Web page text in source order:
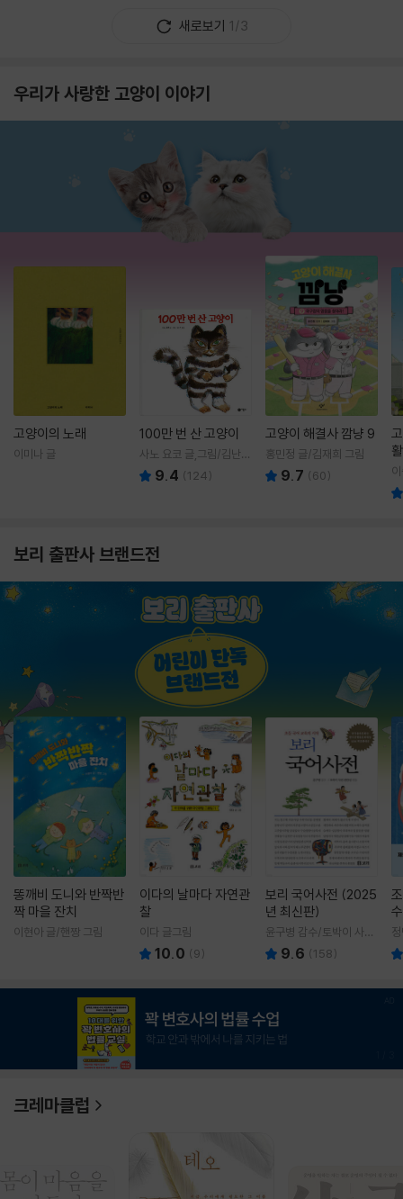
새로보기 1/3
우리가 사랑한 고양이 이야기
고양이의 노래
이미나 글
100만 번 산 고양이
사노 요코 글,그림/김난주
역 9.4 (124)
고양이 해결사 깜냥 9
홍민정 글/김재희 그림
9.7 (60)
보리 출판사 브랜드전
똥깨비 도니와 반짝반
짝 마을 잔치
이현아 글/핸짱 그림
이다의 날마다 자연관
찰
이다 글그림
10.0 (9)
보리 국어사전 (2025
년 최신판)
윤구병 감수/토박이 사전
편찬실 편
9.6 (158)
크레마클럽